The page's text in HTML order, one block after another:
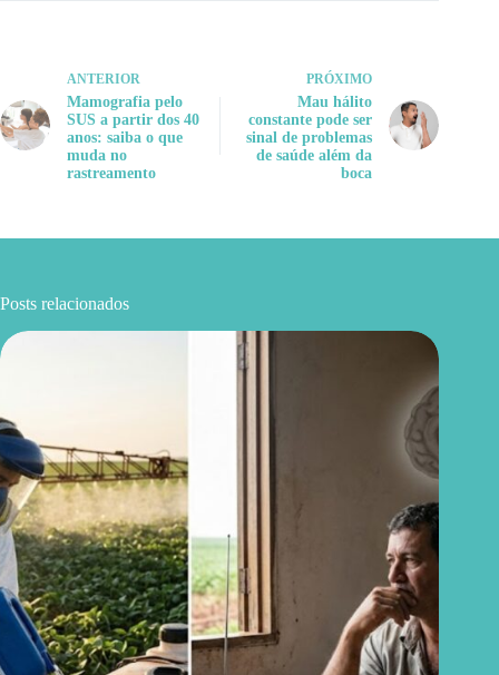
ANTERIOR
Mamografia pelo
SUS a partir dos 40
anos: saiba o que
muda no
rastreamento
PRÓXIMO
Mau hálito
constante pode ser
sinal de problemas
de saúde além da
boca
Posts relacionados